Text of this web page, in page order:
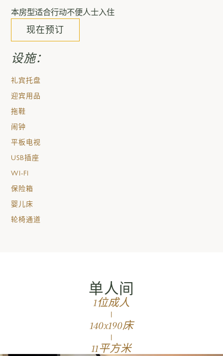
现在预订
本房型适合行动不便人士入住
设施：
礼宾托盘
迎宾用品
拖鞋
闹钟
平板电视
USB插座
WI-FI
保险箱
婴儿床
轮椅通道
单人间
1位成人
|
140x190床
|
11平方米